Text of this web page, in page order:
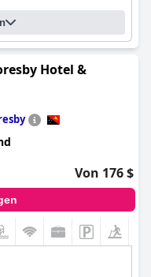
Hotel &
Von 176 $